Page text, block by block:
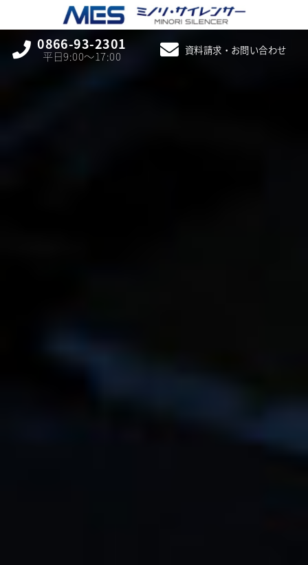
0866-93-2301
平日9:00〜17:00 資料請求・お問い合わせ